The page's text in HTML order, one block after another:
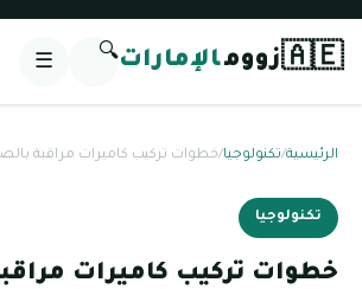
🇦🇪زوومالإمارات🔍
☰
الرئيسية/تكنولوجيا/خطوات تركيب كاميرات مراقبة
تكنولوجيا
خطوات تركيب كاميرات